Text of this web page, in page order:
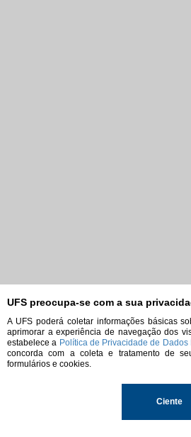
UFS preocupa-se com a sua
A UFS poderá coletar informações básicas
aprimorar a experiência de navegação dos
estabelece a Política de Privacidade de Dados
concorda com a coleta e tratamento de
formulários e cookies.
Ciente